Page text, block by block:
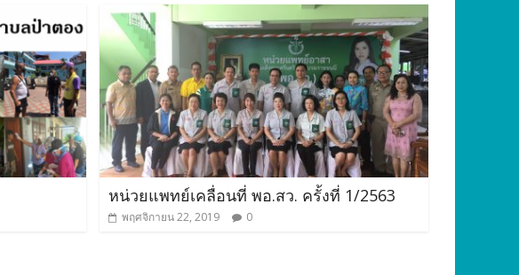
หน่วยแพทย์เคลื่อนที่ พอ.สว. ครั้งที่ 1/2563
พฤศจิกายน 22, 2019 0